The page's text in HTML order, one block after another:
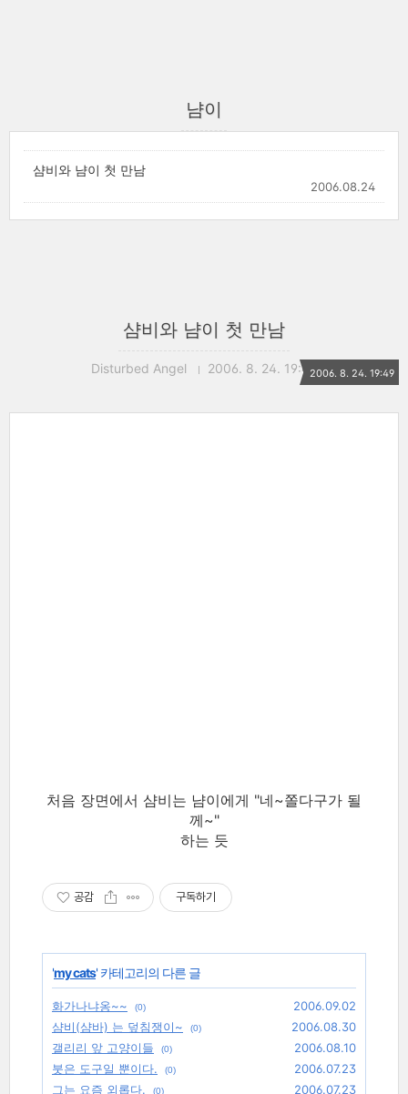
냠이
샴비와 냠이 첫 만남
2006.08.24
샴비와 냠이 첫 만남
Disturbed Angel 2006. 8. 24. 19:492006. 8. 24. 19:49
처음 장면에서 샴비는 냠이에게 "네~쫄다구가 될
께~"
하는 듯
공감 구독하기
'my cats' 카테고리의 다른 글
화가나냐옹~~ (0)
2006.09.02
샴비(샴바) 는 덮침쟁이~
(0)
2006.08.30
갤리리 앞 고양이들
(0)
2006.08.10
붓은 도구일 뿐이다.
(0)
2006.07.23
그는 요즘 외롭다.
(0) 2006.07.23